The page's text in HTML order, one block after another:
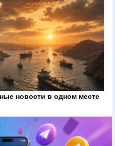
новости в одном месте